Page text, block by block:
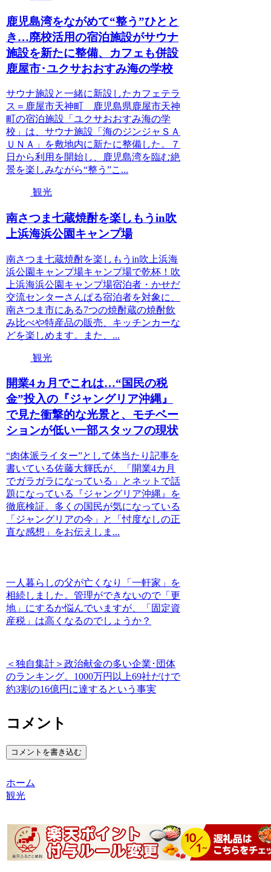
鹿児島湾をながめて“整う”ひとと
き…廃校活用の宿泊施設がサウナ
施設を新たに整備、カフェも併設
鹿屋市･ユクサおおすみ海の学校
サウナ施設と一緒に新設したカフェテラ
ス＝鹿屋市天神町 鹿児島県鹿屋市天神
町の宿泊施設「ユクサおおすみ海の学
校」は、サウナ施設「海のジンジャＳＡ
ＵＮＡ」を敷地内に新たに整備した。７
日から利用を開始し、鹿児島湾を臨む絶
景を楽しみながら“整う”こ...
観光
南さつま七蔵焼酎を楽しもうin吹
上浜海浜公園キャンプ場
南さつま七蔵焼酎を楽しもうin吹上浜海
浜公園キャンプ場キャンプ場で乾杯！吹
上浜海浜公園キャンプ場宿泊者・かせだ
交流センターさんぱる宿泊者を対象に、
南さつま市にある7つの焼酎蔵の焼酎飲
み比べや特産品の販売、キッチンカーな
どを楽しめます。また、...
観光
開業4ヵ月でこれは…“国民の税
金”投入の『ジャングリア沖縄』
で見た衝撃的な光景と、モチベー
ションが低い一部スタッフの現状
“肉体派ライター”として体当たり記事を
書いている佐藤大輝氏が、「開業4カ月
でガラガラになっている」とネットで話
題になっている『ジャングリア沖縄』を
徹底検証。多くの国民が気になっている
「ジャングリアの今」と「忖度なしの正
直な感想」をお伝えしま...
一人暮らしの父が亡くなり「一軒家」を
相続しました。管理ができないので「更
地」にするか悩んでいますが、「固定資
産税」は高くなるのでしょうか？
＜独自集計＞政治献金の多い企業･団体
のランキング。1000万円以上69社だけで
約3割の16億円に達するという事実
コメント
コメントを書き込む
ホーム
観光